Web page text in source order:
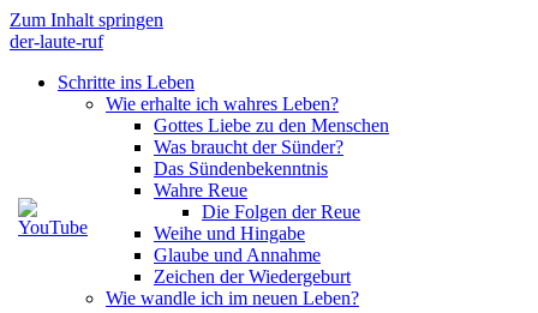
Zum Inhalt springen
der-laute-ruf
Schritte ins Leben
Wie erhalte ich wahres Leben?
Gottes Liebe zu den Menschen
Was braucht der Sünder?
Das Sündenbekenntnis
Wahre Reue
Die Folgen der Reue
Weihe und Hingabe
Glaube und Annahme
Zeichen der Wiedergeburt
Wie wandle ich im neuen Leben?